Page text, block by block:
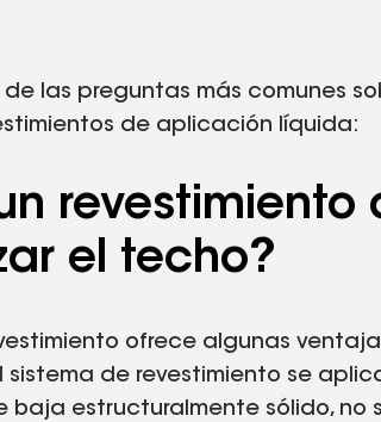
las preguntas más comunes
de aplicación líquida:
revestimiento
el techo?
ofrece algunas
de revestimiento se
estructuralmente sólido, no